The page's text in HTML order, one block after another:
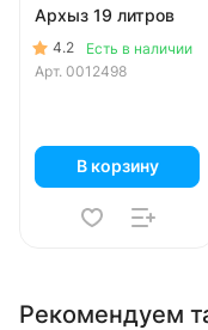
Архыз 19 литров
4.2
Есть в наличии
Арт. 0012498
В корзину
Рекомендуем